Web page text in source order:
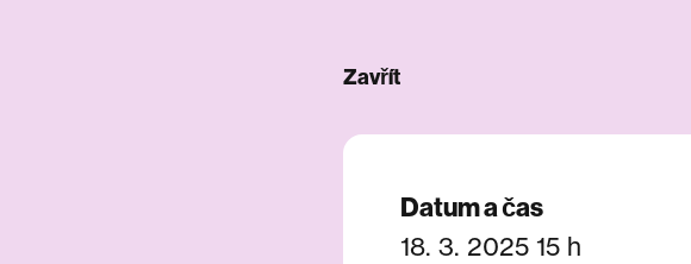
Zavřít
Datum a čas
18. 3. 2025 15 h